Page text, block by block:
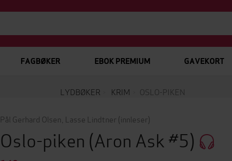
FAGBØKER EBOK PREMIUM GAVEKORT
LYDBØKER KRIM OSLO-PIKEN
Pål Gerhard Olsen Lasse Lindtner (innleser)
Oslo-piken (Aron Ask #5)